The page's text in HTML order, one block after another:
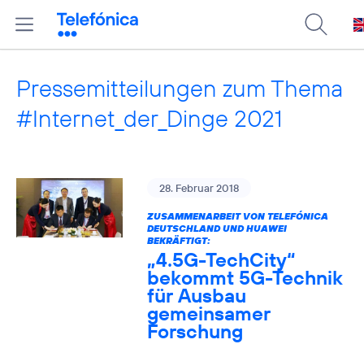
Pressemitteilungen zum Thema
#Internet_der_Dinge 2021
28. Februar 2018
ZUSAMMENARBEIT VON TELEFÓNICA
DEUTSCHLAND UND HUAWEI
BEKRÄFTIGT:
„4.5G-TechCity“
bekommt 5G-Technik
für Ausbau
gemeinsamer
Forschung